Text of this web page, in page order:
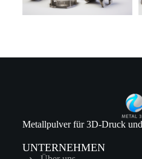
Metallpulver für 3D-Druck
UNTERNEHMEN